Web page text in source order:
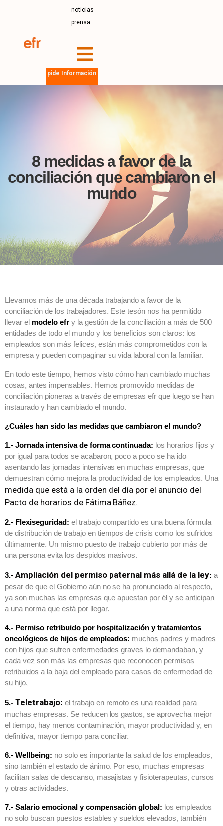
noticias
prensa
pide Información
8 medidas a favor de la
conciliación que cambiaron el
mundo
Llevamos más de una década trabajando a favor de la
conciliación de los trabajadores. Este tesón nos ha permitido
llevar el modelo efr y la gestión de la conciliación a más de 500
entidades de todo el mundo y los beneficios son claros: los
empleados son más felices, están más comprometidos con la
empresa y pueden compaginar su vida laboral con la familiar.
En todo este tiempo, hemos visto cómo han cambiado muchas
cosas, antes impensables. Hemos promovido medidas de
conciliación pioneras a través de empresas efr que luego se han
instaurado y han cambiado el mundo.
¿Cuáles han sido las medidas que cambiaron el mundo?
1.- Jornada intensiva de forma continuada: los horarios fijos y
por igual para todos se acabaron, poco a poco se ha ido
asentando las jornadas intensivas en muchas empresas, que
demuestran cómo mejora la productividad de los empleados. Una
medida que está a la orden del día por el anuncio del
Pacto de horarios de Fátima Báñez.
2.- Flexiseguridad: el trabajo compartido es una buena fórmula
de distribución de trabajo en tiempos de crisis como los sufridos
últimamente. Un mismo puesto de trabajo cubierto por más de
una persona evita los despidos masivos.
3.- Ampliación del permiso paternal más allá de la ley: a
pesar de que el Gobierno aún no se ha pronunciado al respecto,
ya son muchas las empresas que apuestan por él y se anticipan
a una norma que está por llegar.
4.- Permiso retribuido por hospitalización y tratamientos
oncológicos de hijos de empleados: muchos padres y madres
con hijos que sufren enfermedades graves lo demandaban, y
cada vez son más las empresas que reconocen permisos
retribuidos a la baja del empleado para casos de enfermedad de
su hijo.
5.- Teletrabajo: el trabajo en remoto es una realidad para
muchas empresas. Se reducen los gastos, se aprovecha mejor
el tiempo, hay menos contaminación, mayor productividad y, en
definitiva, mayor tiempo para conciliar.
6.- Wellbeing: no solo es importante la salud de los empleados,
sino también el estado de ánimo. Por eso, muchas empresas
facilitan salas de descanso, masajistas y fisioterapeutas, cursos
y otras actividades.
7.- Salario emocional y compensación global: los empleados
no solo buscan puestos estables y sueldos elevados, también